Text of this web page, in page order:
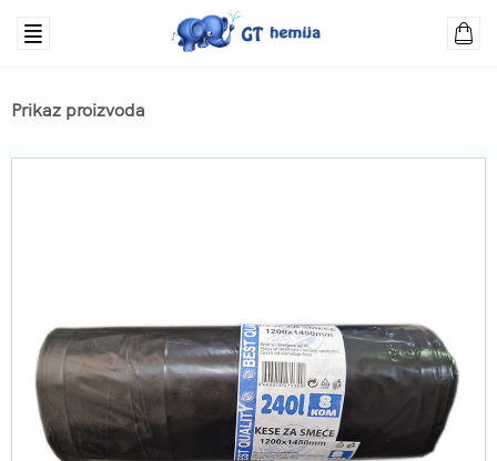
Prikaz proizvoda